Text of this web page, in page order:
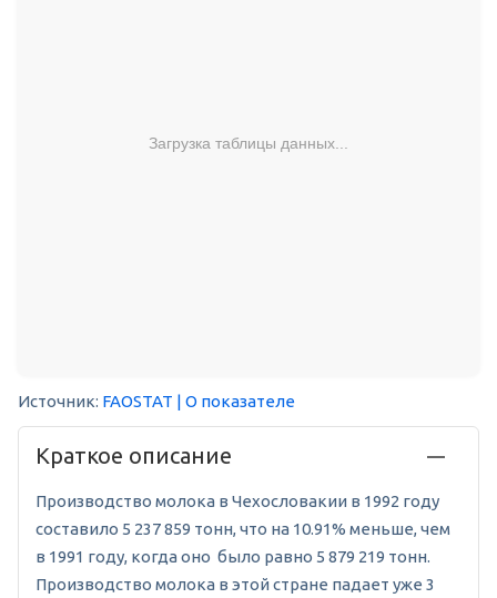
Загрузка таблицы данных...
Источник: FAOSTAT | О показателе
Краткое описание
Производство молока в Чехословакии в 1992 году
составило 5 237 859 тонн, что на 10.91% меньше, чем
в 1991 году, когда оно было равно 5 879 219 тонн.
Производство молока в этой стране падает уже 3